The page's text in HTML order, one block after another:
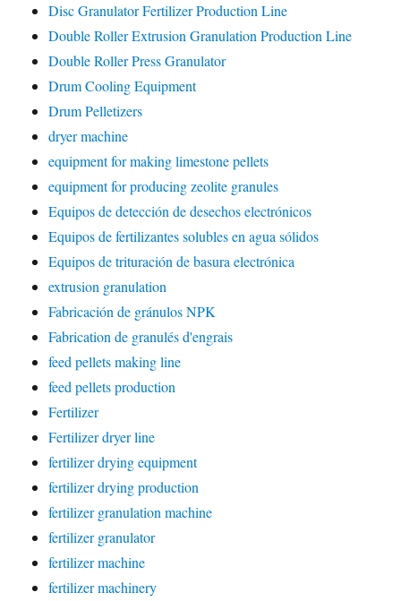
Disc Granulator Fertilizer Production Line
Double Roller Extrusion Granulation Production Line
Double Roller Press Granulator
Drum Cooling Equipment
Drum Pelletizers
dryer machine
equipment for making limestone pellets
equipment for producing zeolite granules
Equipos de detección de desechos electrónicos
Equipos de fertilizantes solubles en agua sólidos
Equipos de trituración de basura electrónica
extrusion granulation
Fabricación de gránulos NPK
Fabrication de granulés d'engrais
feed pellets making line
feed pellets production
Fertilizer
Fertilizer dryer line
fertilizer drying equipment
fertilizer drying production
fertilizer granulation machine
fertilizer granulator
fertilizer machine
fertilizer machinery